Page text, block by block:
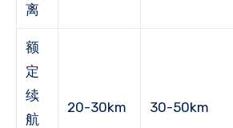
离
额
定
续
航
20-30km 30-50km